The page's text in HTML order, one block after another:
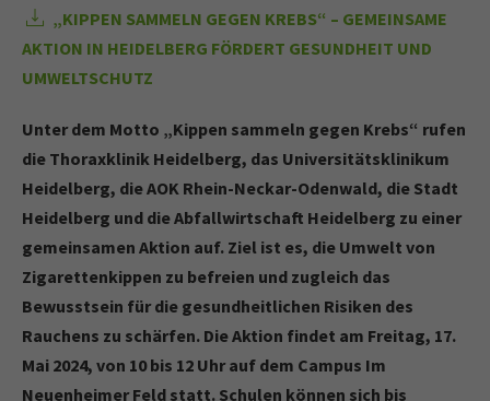
„KIPPEN SAMMELN GEGEN KREBS“ – GEMEINSAME
AKTION IN HEIDELBERG FÖRDERT GESUNDHEIT UND
UMWELTSCHUTZ
Unter dem Motto „Kippen sammeln gegen Krebs“ rufen
die Thoraxklinik Heidelberg, das Universitätsklinikum
Heidelberg, die AOK Rhein-Neckar-Odenwald, die Stadt
Heidelberg und die Abfallwirtschaft Heidelberg zu einer
gemeinsamen Aktion auf. Ziel ist es, die Umwelt von
Zigarettenkippen zu befreien und zugleich das
Bewusstsein für die gesundheitlichen Risiken des
Rauchens zu schärfen. Die Aktion findet am Freitag, 17.
Mai 2024, von 10 bis 12 Uhr auf dem Campus Im
Neuenheimer Feld statt. Schulen können sich bis